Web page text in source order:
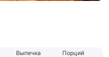
Выпечка Порций